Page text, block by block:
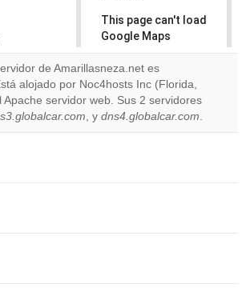
This page can't load
Google Maps
correctly.
Do you
own this
website?
OK
de Amarillasneza.net es
alojado por Noc4hosts Inc (Florida,
Apache servidor web. Sus 2 servidores
, y dns4.globalcar.com.